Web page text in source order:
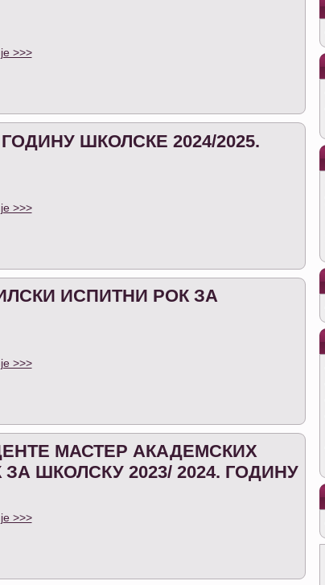
>>>
ШКОЛСКЕ 2024/2025.
>>>
ИСПИТНИ РОК ЗА
>>>
МАСТЕР АКАДЕМСКИХ
ШКОЛСКУ 2023/ 2024. ГОДИНУ
>>>